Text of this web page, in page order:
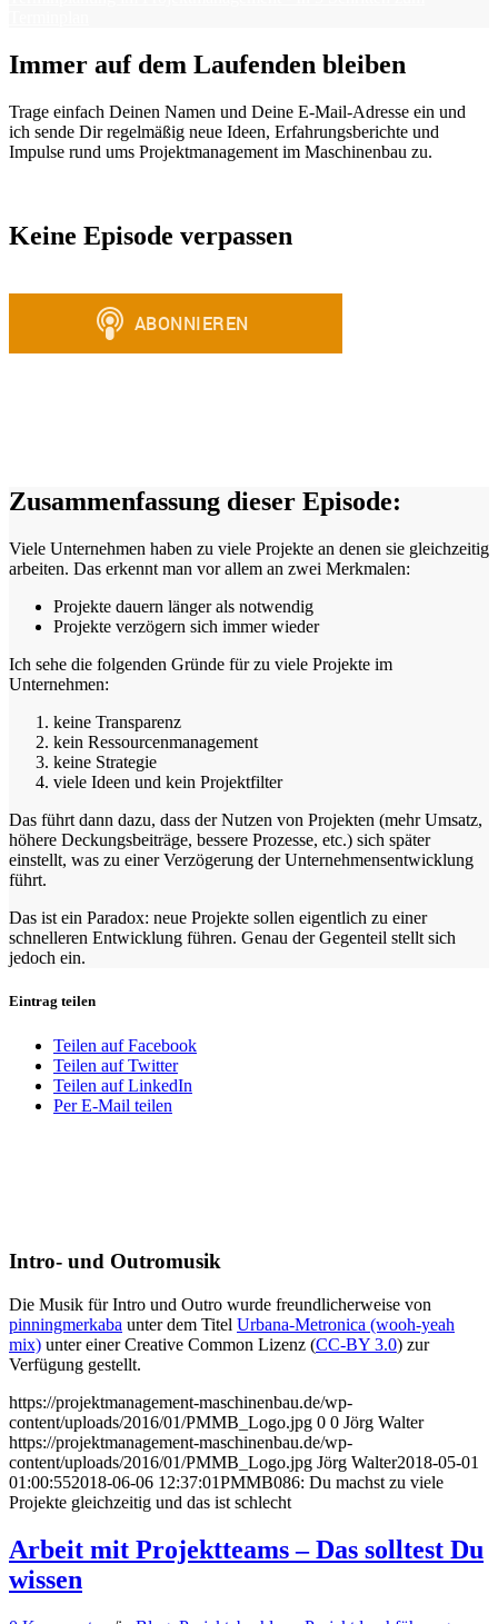
Immer auf dem Laufenden bleiben
Trage einfach Deinen Namen und Deine E-Mail-Adresse ein und
ich sende Dir regelmäßig neue Ideen, Erfahrungsberichte und
Impulse rund ums Projektmanagement im Maschinenbau zu.
Keine Episode verpassen
Zusammenfassung dieser Episode:
Viele Unternehmen haben zu viele Projekte an denen sie gleichzeitig
arbeiten. Das erkennt man vor allem an zwei Merkmalen:
Projekte dauern länger als notwendig
Projekte verzögern sich immer wieder
Ich sehe die folgenden Gründe für zu viele Projekte im
Unternehmen:
keine Transparenz
kein Ressourcenmanagement
keine Strategie
viele Ideen und kein Projektfilter
Das führt dann dazu, dass der Nutzen von Projekten (mehr Umsatz,
höhere Deckungsbeiträge, bessere Prozesse, etc.) sich später
einstellt, was zu einer Verzögerung der Unternehmensentwicklung
führt.
Das ist ein Paradox: neue Projekte sollen eigentlich zu einer
schnelleren Entwicklung führen. Genau der Gegenteil stellt sich
jedoch ein.
Eintrag teilen
Teilen auf Facebook
Teilen auf Twitter
Teilen auf LinkedIn
Per E-Mail teilen
Intro- und Outromusik
Die Musik für Intro und Outro wurde freundlicherweise von
pinningmerkaba unter dem Titel Urbana-Metronica (wooh-yeah
mix) unter einer Creative Common Lizenz (CC-BY 3.0) zur
Verfügung gestellt.
https://projektmanagement-maschinenbau.de/wp-
content/uploads/2016/01/PMMB_Logo.jpg 0 0 Jörg Walter
https://projektmanagement-maschinenbau.de/wp-
content/uploads/2016/01/PMMB_Logo.jpg Jörg Walter2018-05-01
01:00:552018-06-06 12:37:01PMMB086: Du machst zu viele
Projekte gleichzeitig und das ist schlecht
Arbeit mit Projektteams – Das solltest Du
wissen